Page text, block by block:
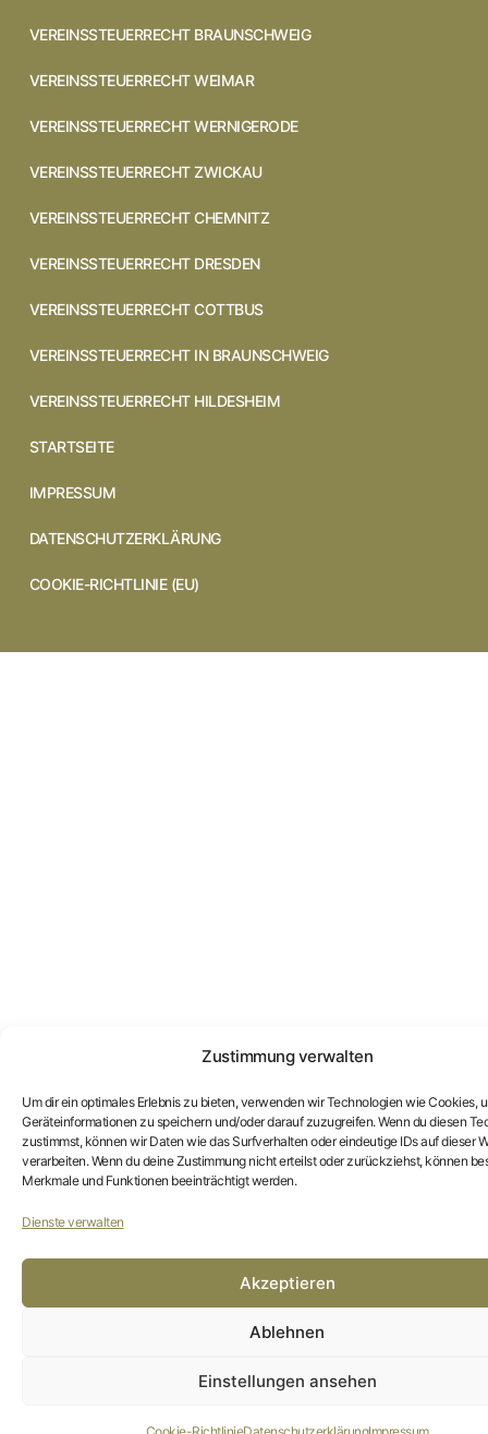
Zustimmung verwalten
Um dir ein optimales Erlebnis zu bieten, verwenden wir Technologien wie Cookies,
Geräteinformationen zu speichern und/oder darauf zuzugreifen. Wenn du diesen
zustimmst, können wir Daten wie das Surfverhalten oder eindeutige IDs auf dieser
verarbeiten. Wenn du deine Zustimmung nicht erteilst oder zurückziehst, können
Merkmale und Funktionen beeinträchtigt werden.
Dienste verwalten
Akzeptieren
Ablehnen
Einstellungen ansehen
VEREINSSTEUERRECHT BRAUNSCHWEIG
VEREINSSTEUERRECHT WEIMAR
VEREINSSTEUERRECHT WERNIGERODE
VEREINSSTEUERRECHT ZWICKAU
VEREINSSTEUERRECHT CHEMNITZ
VEREINSSTEUERRECHT DRESDEN
VEREINSSTEUERRECHT COTTBUS
VEREINSSTEUERRECHT IN BRAUNSCHWEIG
VEREINSSTEUERRECHT HILDESHEIM
STARTSEITE
IMPRESSUM
DATENSCHUTZERKLÄRUNG
COOKIE-RICHTLINIE (EU)